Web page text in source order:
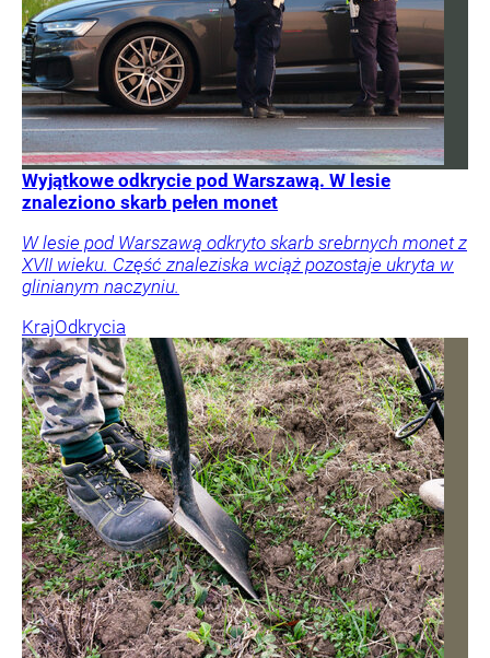
Wyjątkowe odkrycie pod Warszawą. W lesie
znaleziono skarb pełen monet
W lesie pod Warszawą odkryto skarb srebrnych monet z
XVII wieku. Część znaleziska wciąż pozostaje ukryta w
glinianym naczyniu.
KrajOdkrycia